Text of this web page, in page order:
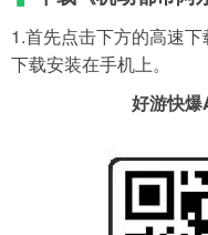
1.首先点击下方的高速
下载安装在手机上。
好游快